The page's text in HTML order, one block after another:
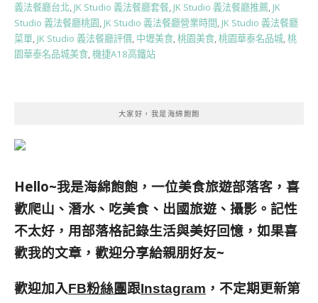
義法餐廳台北, JK Studio 義法餐廳套餐, JK Studio 義法餐廳推薦, JK
Studio 義法餐廳桃園, JK Studio 義法餐廳營業時間, JK Studio 義法餐廳
菜單, JK Studio 義法餐廳評價, 中壢美食,桃園美食,桃園華泰名品城,桃
園華泰名品城美食,機捷A18高鐵站
大家好，我是海綿飽飽
Hello~我是海綿飽飽，一位美食旅遊部落客， 喜
歡爬山、潛水、吃美食、出國旅遊、攝影。 記性
不太好，用部落格記錄生活與美好回憶， 如果喜
歡我的文章，歡迎分享給親朋好友~
歡迎加入FB粉絲團跟Instagram ，不定期更新第